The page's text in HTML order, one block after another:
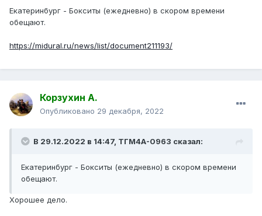
Екатеринбург - Бокситы (ежедневно) в скором времени
обещают.
https://midural.ru/news/list/document211193/
Корзухин А.
Опубликовано 29 декабря, 2022
В 29.12.2022 в 14:47, ТГМ4А-0963 сказал:
Екатеринбург - Бокситы (ежедневно) в скором времени
обещают.
Хорошее дело.